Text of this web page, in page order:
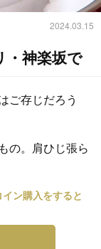
2024.03.15
神楽坂で
ご存じだろう
の。肩ひじ張ら
ン購入をすると